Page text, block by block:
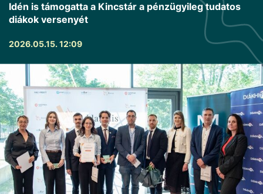
Idén is támogatta a Kincstár a pénzügyileg tudatos
diákok versenyét
2026.05.15. 12:09